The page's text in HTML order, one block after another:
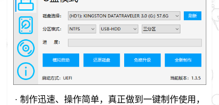
· 制作迅速、操作简单，真正做到一键制作使用，